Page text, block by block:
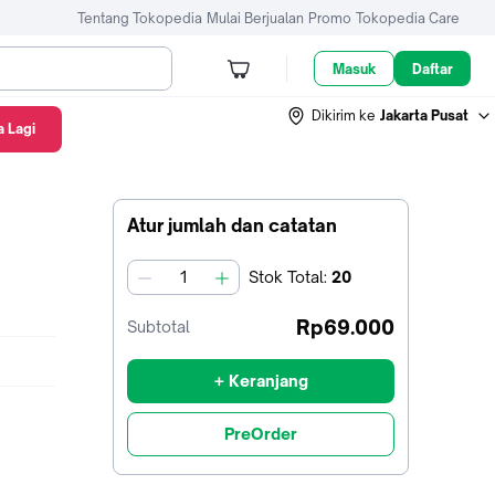
Tentang Tokopedia Mulai Berjualan Promo Tokopedia Care
Masuk Daftar
Dikirim ke Jakarta Pusat
Atur jumlah dan catatan
jumlah Stok Total: 20
Subtotal Rp69.000
+ Keranjang
PreOrder
Lagi